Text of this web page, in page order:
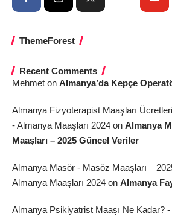
ThemeForest
Recent Comments
Mehmet on Almanya’da Kepçe
Almanya Fizyoterapist Maaşları
- Almanya Maaşları 2024 on Almanya
Maaşları – 2025 Güncel Veriler
Almanya Masör - Masöz Maaşları –
Almanya Maaşları 2024 on Almanya
Almanya Psikiyatrist Maaşı Ne Kadar?